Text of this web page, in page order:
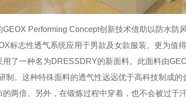
GEOX Performing Concept创新技术借助以防水防
标志性透气系统应用于男款及女款服装。更为值
用了一种名为DRESSDRY的新面料。此面料由
制。这种特殊面料的透气性远远优于高科技制成
的两倍。另外，在锻炼过程中穿着，也不会被过于